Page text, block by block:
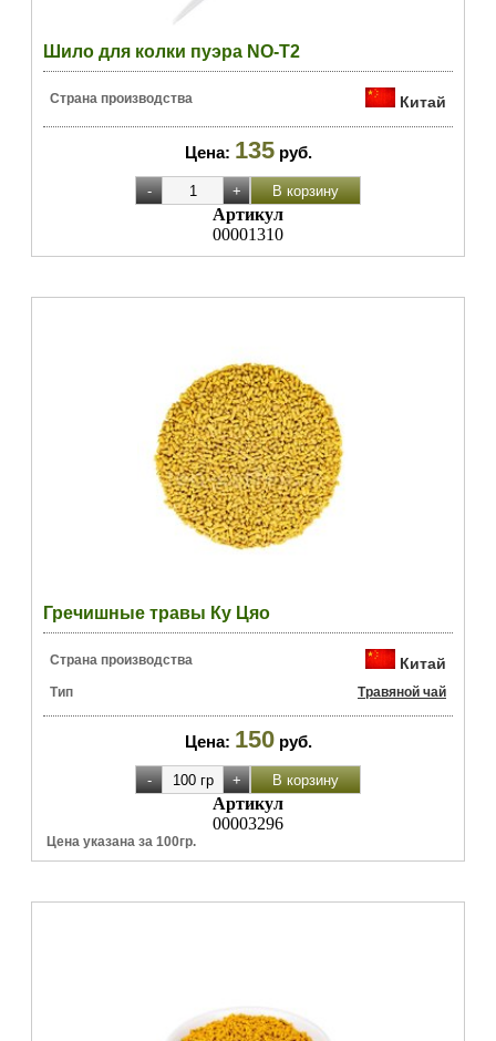
Шило для колки пуэра NO-T2
Страна производства Китай
Цена: 135 руб.
Артикул
00001310
Гречишные травы Ку Цяо
Страна производства Китай
Тип Травяной чай
Цена: 150 руб.
Артикул
00003296
Цена указана за 100гр.